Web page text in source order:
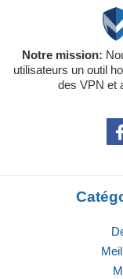
Notre mission:
utilisateurs un outil
des VPN et